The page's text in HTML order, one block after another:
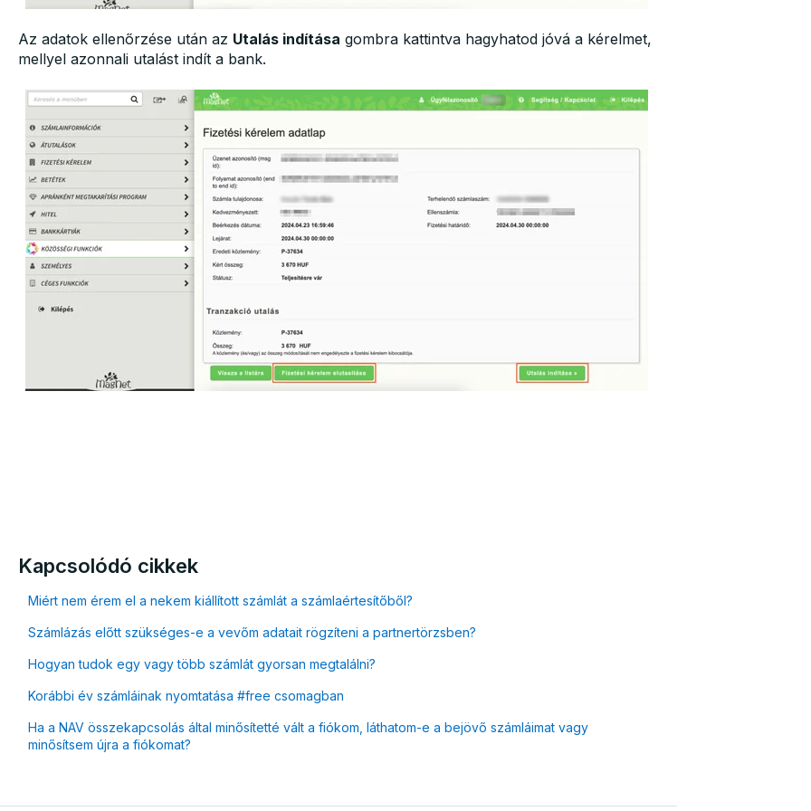
Az adatok ellenőrzése után az Utalás indítása gombra kattintva hagyhatod jóvá a kérelmet,
mellyel azonnali utalást indít a bank.
Kapcsolódó cikkek
Miért nem érem el a nekem kiállított számlát a számlaértesítőből?
Számlázás előtt szükséges-e a vevőm adatait rögzíteni a partnertörzsben?
Hogyan tudok egy vagy több számlát gyorsan megtalálni?
Korábbi év számláinak nyomtatása #free csomagban
Ha a NAV összekapcsolás által minősítetté vált a fiókom, láthatom-e a bejövő számláimat vagy
minősítsem újra a fiókomat?